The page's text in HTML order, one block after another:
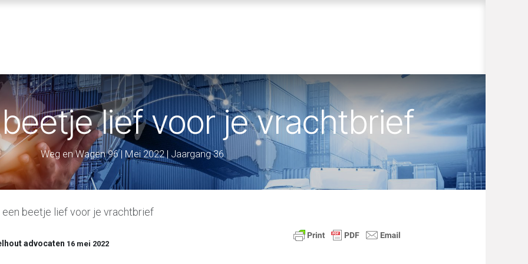
lief voor je vrachtbrief
Weg en Wagen 96 | Mei 2022 | Jaargang 36
een beetje lief voor je vrachtbrief
advocaten 16 mei 2022